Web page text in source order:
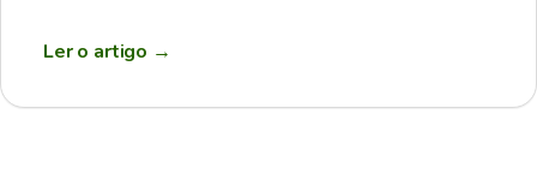
Ler o artigo →